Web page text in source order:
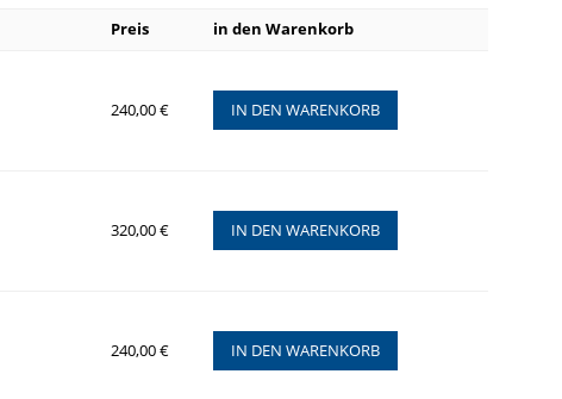
Preis in den Warenkorb
240,00 € IN DEN WARENKORB
320,00 € IN DEN WARENKORB
240,00 € IN DEN WARENKORB